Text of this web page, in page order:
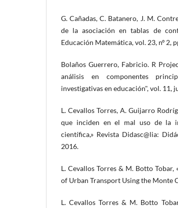
G. Cañadas, C. Batanero, J. M.
de la asociación en tablas de
Educación Matemática, vol. 23, nº 2,
Bolaños Guerrero, Fabricio. R
análisis en componentes
investigativas en educación", vol. 11,
L. Cevallos Torres, A. Guijarro
que inciden en el mal uso de la
científica,» Revista Didasc@lia:
2016.
L. Cevallos Torres & M. Botto Tobar,
of Urban Transport Using the Monte
L. Cevallos Torres & M. Botto